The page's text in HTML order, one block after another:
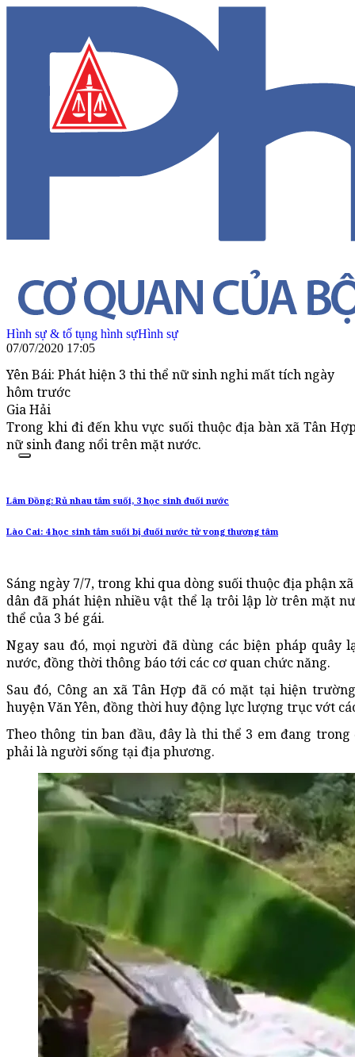
Hình sự & tố tụng hình sựHình sự
07/07/2020 17:05
Yên Bái: Phát hiện 3 thi thể nữ sinh nghi mất tích ngày
hôm trước
Gia Hải
Trong khi đi đến khu vực suối thuộc địa bàn xã Tân
nữ sinh đang nổi trên mặt nước.
Lâm Đồng: Rủ nhau tắm suối, 3 học sinh đuối nước
Lào Cai: 4 học sinh tắm suối bị đuối nước tử vong thương tâm
Sáng ngày 7/7, trong khi qua dòng suối thuộc địa phận
dân đã phát hiện nhiều vật thể lạ trôi lập lờ trên mặt
thể của 3 bé gái.
Ngay sau đó, mọi người đã dùng các biện pháp
nước, đồng thời thông báo tới các cơ quan chức năng.
Sau đó, Công an xã Tân Hợp đã có mặt tại hiện
huyện Văn Yên, đồng thời huy động lực lượng trục vớt
Theo thông tin ban đầu, đây là thi thể 3 em đang
phải là người sống tại địa phương.